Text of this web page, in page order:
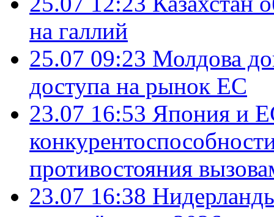
на галлий
25.07 09:23 Молдова
доступа на рынок ЕС
23.07 16:53 Япония и
противостояния
23.07 16:38